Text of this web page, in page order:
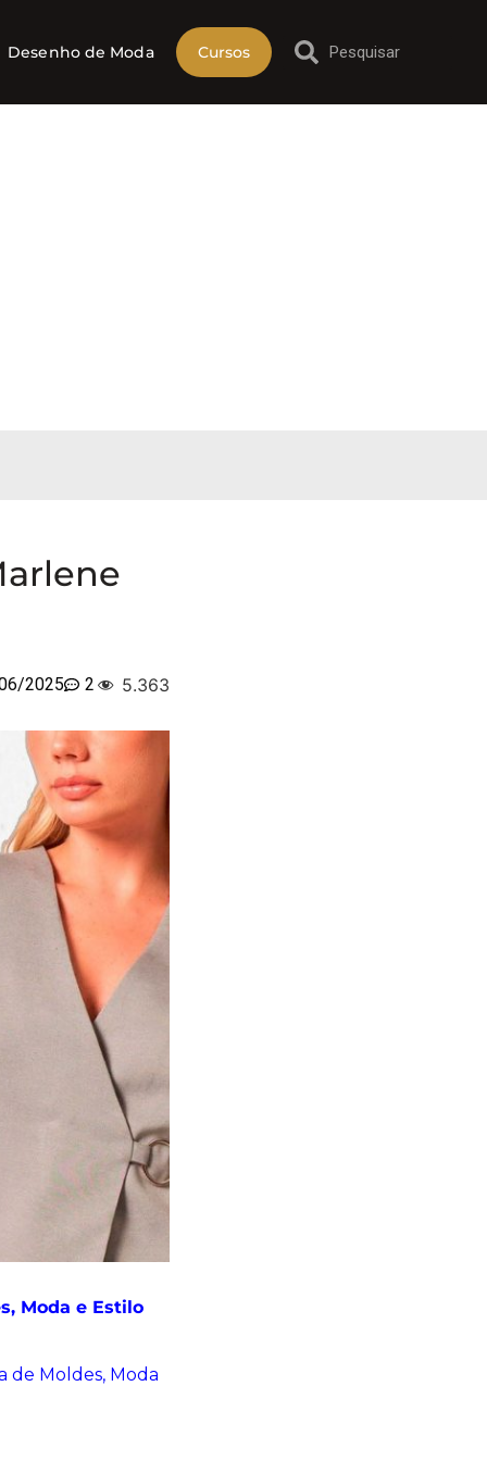
Desenho de Moda Cursos
2025 2 5.363
Moda e Estilo
de Moldes, Moda